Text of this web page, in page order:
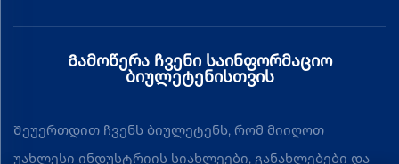
Გამოწერა ჩვენი საინფორმაციო
ბიულეტენისთვის
Შეუერთდით ჩვენს ბიულეტენს, რომ მიიღოთ
უახლესი ინდუსტრიის სიახლეები, განახლებები და